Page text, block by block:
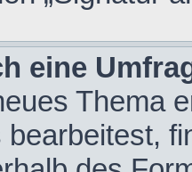
eine
Thema